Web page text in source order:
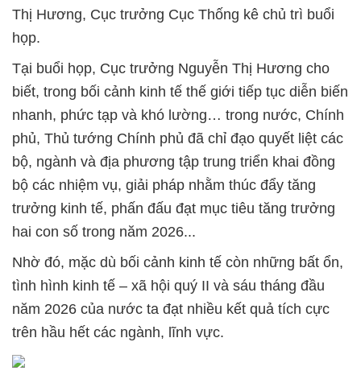
Thị Hương, Cục trưởng Cục Thống kê chủ trì buổi
họp.
Tại buổi họp, Cục trưởng Nguyễn Thị Hương cho
biết, trong bối cảnh kinh tế thế giới tiếp tục diễn biến
nhanh, phức tạp và khó lường… trong nước, Chính
phủ, Thủ tướng Chính phủ đã chỉ đạo quyết liệt các
bộ, ngành và địa phương tập trung triển khai đồng
bộ các nhiệm vụ, giải pháp nhằm thúc đẩy tăng
trưởng kinh tế, phấn đấu đạt mục tiêu tăng trưởng
hai con số trong năm 2026...
Nhờ đó, mặc dù bối cảnh kinh tế còn những bất ổn,
tình hình kinh tế – xã hội quý II và sáu tháng đầu
năm 2026 của nước ta đạt nhiều kết quả tích cực
trên hầu hết các ngành, lĩnh vực.